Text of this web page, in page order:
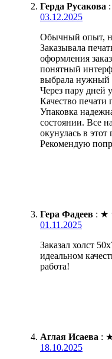
Герда Русакова :
03.12.2025
Обычный опыт,
Заказывала
оформления
понятный
выбрала нужный
Через пару дней
Качество печати
Упаковка
состоянии. Все
окунулась в этот
Рекомендую
Гера Фадеев : ★
01.11.2025
Заказал холст
идеальном
работа!
Аглая Исаева :
18.10.2025